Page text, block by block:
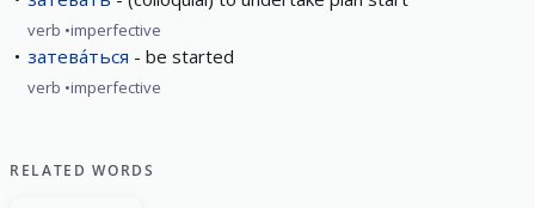
verb imperfective
затева́ться be started
verb imperfective
RELATED WORDS